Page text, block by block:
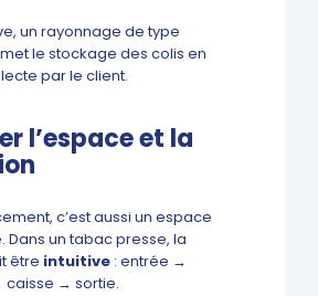
un rayonnage de type
le stockage des colis en
par le client.
l’espace et la
c’est aussi un espace
Dans un tabac presse, la
être intuitive : entrée →
→ sortie.